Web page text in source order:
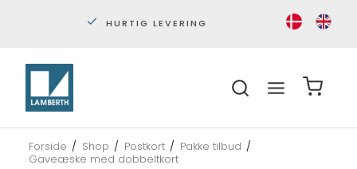
PERSONLIG KUNDESERVICE
Forside / Shop / Postkort / Pakke tilbud /
Gaveæske med dobbeltkort